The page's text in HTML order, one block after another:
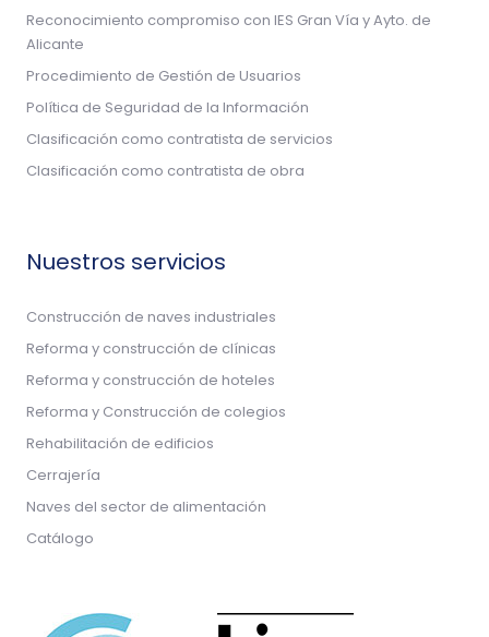
Reconocimiento compromiso con IES Gran Vía y Ayto. de
Alicante
Procedimiento de Gestión de Usuarios
Política de Seguridad de la Información
Clasificación como contratista de servicios
Clasificación como contratista de obra
Nuestros servicios
Construcción de naves industriales
Reforma y construcción de clínicas
Reforma y construcción de hoteles
Reforma y Construcción de colegios
Rehabilitación de edificios
Cerrajería
Naves del sector de alimentación
Catálogo